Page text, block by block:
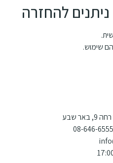
להחזרה
שימוש.
שבע